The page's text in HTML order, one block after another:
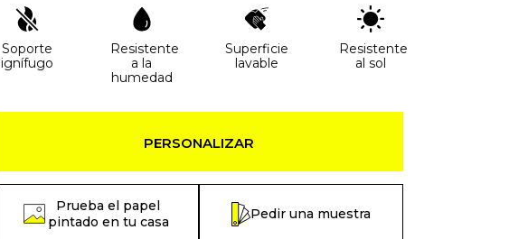
Soporte
ignífugo
Resistente
a la
humedad
Superficie
lavable
Resistente
al sol
PERSONALIZAR
Prueba el papel
pintado en tu casa
Pedir una muestra